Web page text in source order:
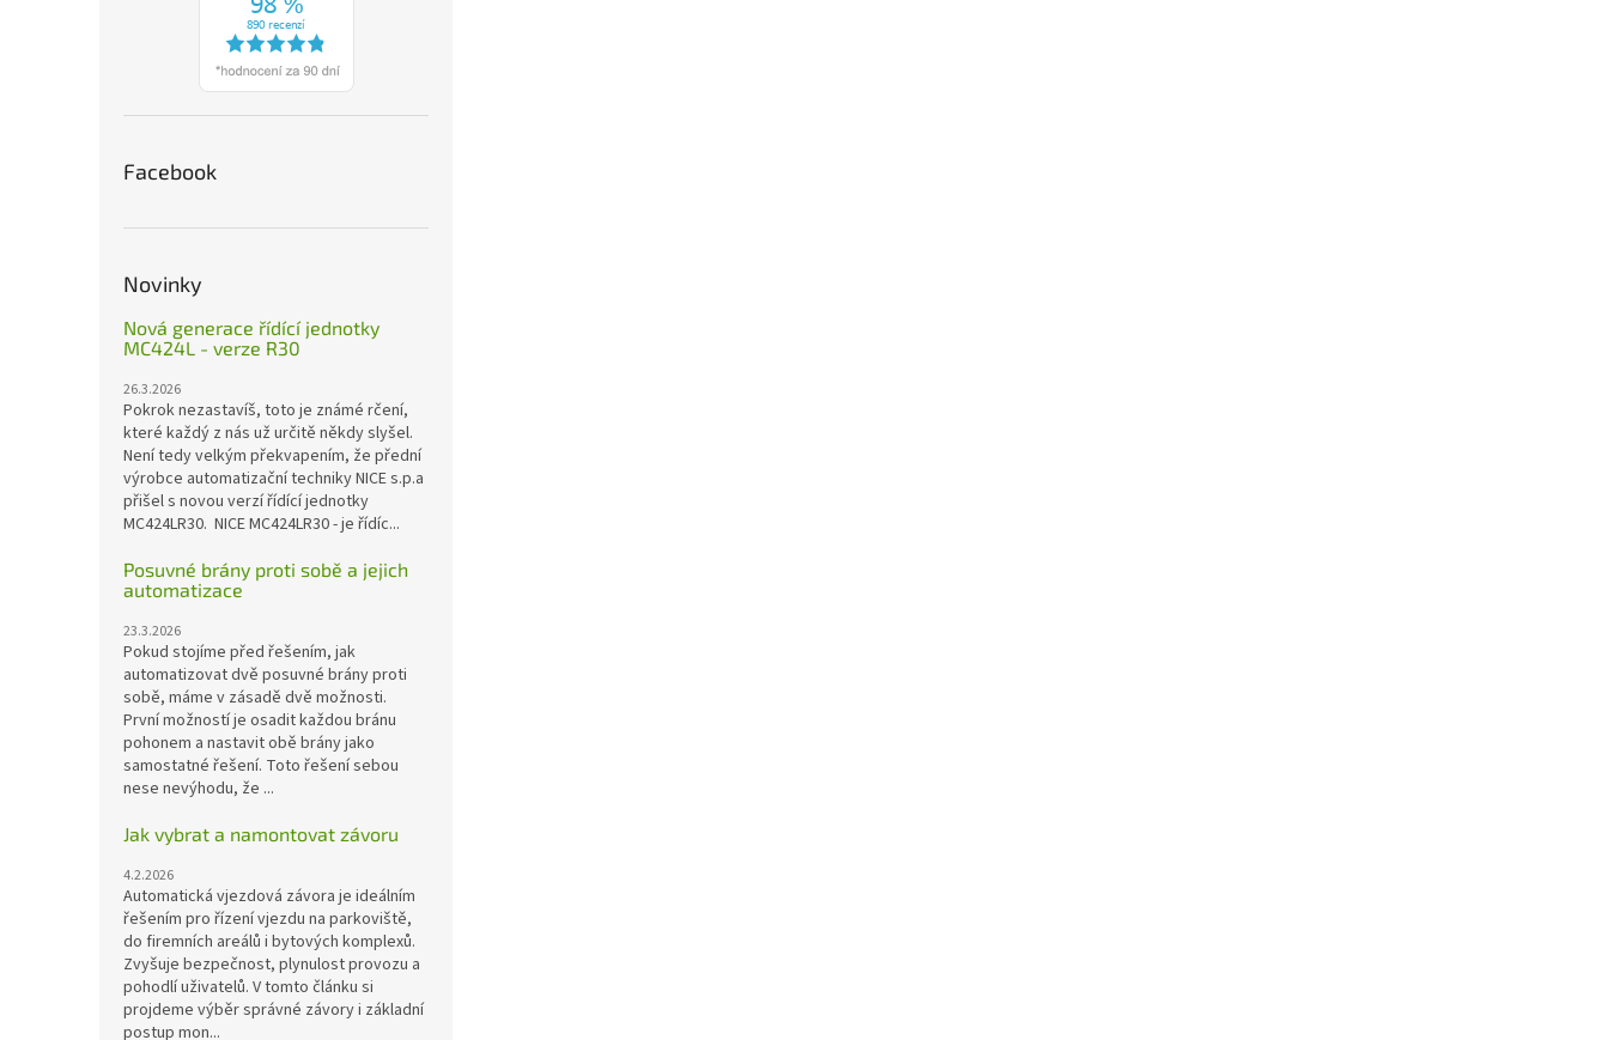
Facebook
Novinky
Nová generace řídící jednotky
MC424L - verze R30
26.3.2026
Pokrok nezastavíš, toto je známé rčení,
které každý z nás už určitě někdy slyšel.
Není tedy velkým překvapením, že přední
výrobce automatizační techniky NICE s.p.a
přišel s novou verzí řídící jednotky
MC424LR30. NICE MC424LR30 - je řídíc...
Posuvné brány proti sobě a jejich
automatizace
23.3.2026
Pokud stojíme před řešením, jak
automatizovat dvě posuvné brány proti
sobě, máme v zásadě dvě možnosti.
První možností je osadit každou bránu
pohonem a nastavit obě brány jako
samostatné řešení. Toto řešení sebou
nese nevýhodu, že ...
Jak vybrat a namontovat závoru
4.2.2026
Automatická vjezdová závora je ideálním
řešením pro řízení vjezdu na parkoviště,
do firemních areálů i bytových komplexů.
Zvyšuje bezpečnost, plynulost provozu a
pohodlí uživatelů. V tomto článku si
projdeme výběr správné závory i základní
postup mon...